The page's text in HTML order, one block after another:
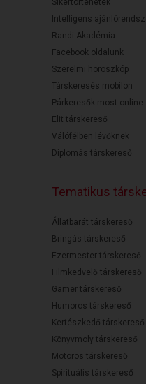
Intelligens
Randi Akadémia
Facebook oldalunk
Szerelmi horoszkóp
Társkeresés mobilon
Párkeresők most online
Elit társkereső
Válófélben lévőknek
Diplomás társkereső
Tematikus
Állatbarát társkereső
Bringás társkereső
Ezermester társkereső
Filmkedvelő társkereső
Gamer társkereső
Humoros társkereső
Kertészkedő társkereső
Könyvmoly társkereső
Motoros társkereső
Spirituális társkereső